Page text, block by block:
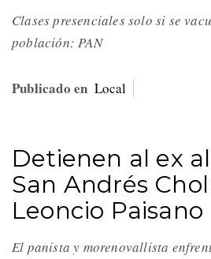
Clases presenciales solo si se
población: PAN
Publicado en Local
Detienen al ex
San Andrés
Leoncio Paisano
El panista y morenovallista